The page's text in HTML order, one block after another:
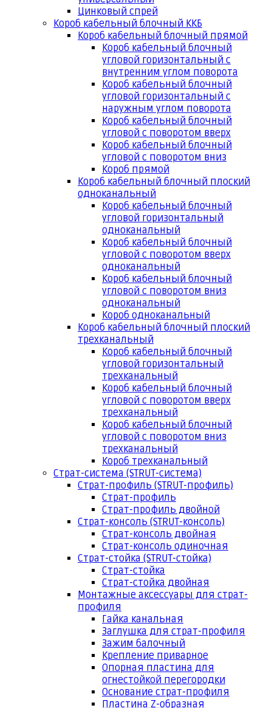
Цинковый спрей
Короб кабельный блочный ККБ
Короб кабельный блочный прямой
Короб кабельный блочный
угловой горизонтальный с
внутренним углом поворота
Короб кабельный блочный
угловой горизонтальный с
наружным углом поворота
Короб кабельный блочный
угловой с поворотом вверх
Короб кабельный блочный
угловой с поворотом вниз
Короб прямой
Короб кабельный блочный плоский
одноканальный
Короб кабельный блочный
угловой горизонтальный
одноканальный
Короб кабельный блочный
угловой с поворотом вверх
одноканальный
Короб кабельный блочный
угловой с поворотом вниз
одноканальный
Короб одноканальный
Короб кабельный блочный плоский
трехканальный
Короб кабельный блочный
угловой горизонтальный
трехканальный
Короб кабельный блочный
угловой с поворотом вверх
трехканальный
Короб кабельный блочный
угловой с поворотом вниз
трехканальный
Короб трехканальный
Страт-система (STRUT-система)
Страт-профиль (STRUT-профиль)
Страт-профиль
Страт-профиль двойной
Страт-консоль (STRUT-консоль)
Страт-консоль двойная
Страт-консоль одиночная
Страт-стойка (STRUT-стойка)
Страт-стойка
Страт-стойка двойная
Монтажные аксессуары для страт-
профиля
Гайка канальная
Заглушка для страт-профиля
Зажим балочный
Крепление приварное
Опорная пластина для
огнестойкой перегородки
Основание страт-профиля
Пластина Z-образная